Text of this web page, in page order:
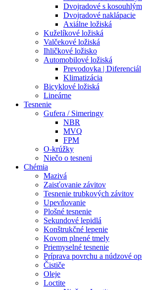
Dvojradové s
Dvojradové naklápacie
Axiálne ložiská
Kuželíkové ložiská
Valčekové ložiská
Ihličkové ložisko
Automobilové ložiská
Prevodovka | Diferenciál
Klimatizácia
Bicyklové ložiská
Lineárne
Tesnenie
Gufera / Simeringy
NBR
MVQ
FPM
O-krúžky
Niečo o tesneni
Chémia
Mazivá
Zaisťovanie závitov
Tesnenie trubkových závitov
Upevňovanie
Plošné tesnenie
Sekundové lepidlá
Konštrukčné lepenie
Kovom plnené tmely
Priemyselné tesnenie
Príprava povrchu a núdzové
Čističe
Oleje
Loctite